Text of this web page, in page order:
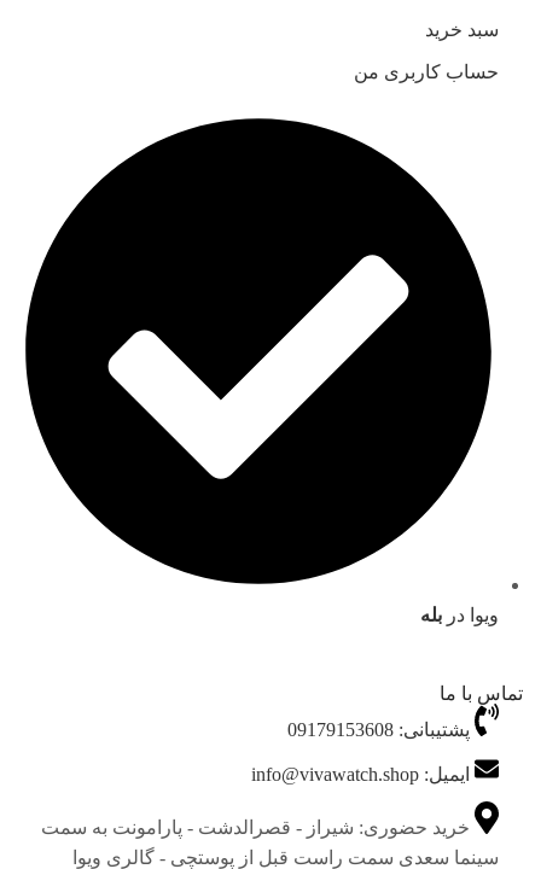
سبد خرید
حساب کاربری من
ویوا در بله
تماس با ما
پشتیبانی: 09179153608
ایمیل: info@vivawatch.shop
خرید حضوری: شیراز - قصرالدشت - پارامونت به سمت
سینما سعدی سمت راست قبل از پوستچی - گالری ویوا